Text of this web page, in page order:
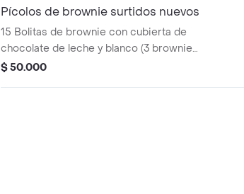
Pícolos de brownie surtidos nuevos
15 Bolitas de brownie con cubierta de
chocolate de leche y blanco (3 brownie
melcochudo, 3 praline, 3 brookie, 3 red
$ 50.000